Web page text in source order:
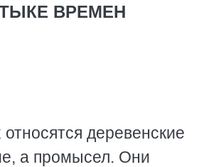
ВРЕМЕН
деревенские
а промысел. Они